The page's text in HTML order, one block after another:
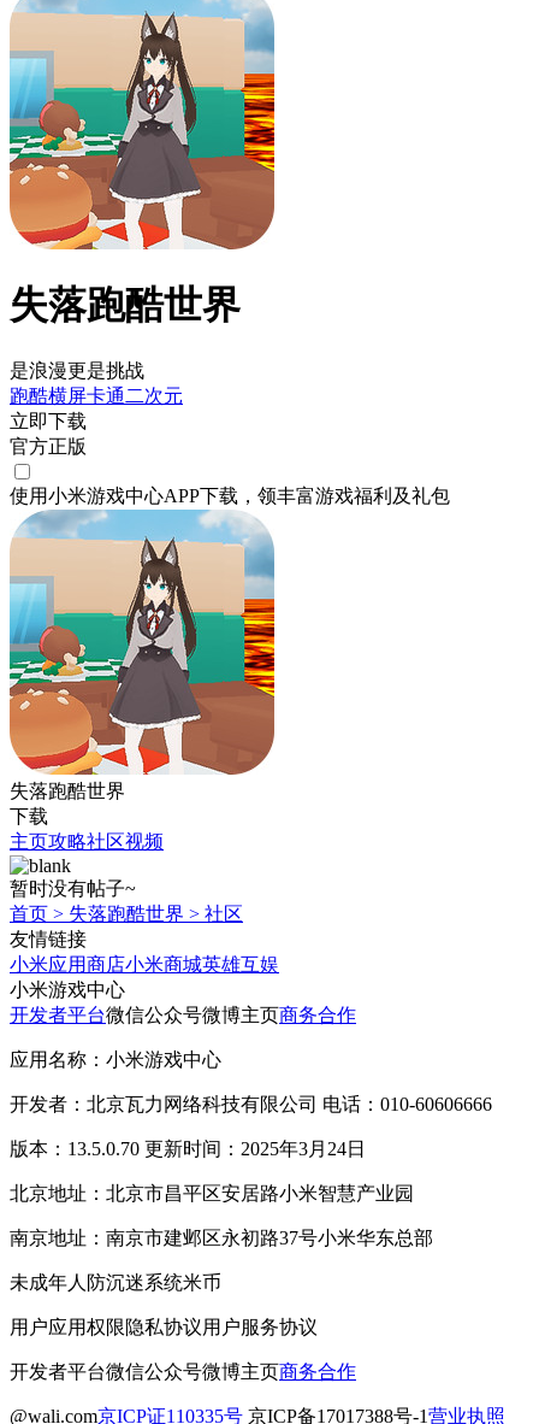
失落跑酷世界
是浪漫更是挑战
跑酷横屏卡通 二次元
立即下载
官方正版
使用小米游戏中心APP下载 ，领丰富游戏福利 及礼包
失落跑酷世界
下载
主页攻略社区视频
暂时没有帖子~
首页 > 失落跑酷世界 > 社区
友情链接
小米应用商店小米商城英雄互娱
小米游戏中心
开发者平台微信公众号微博主页商务合作
应用名称：小米游戏中心
开发者：北京瓦力网络科技有限公司 电话：010-60606666
版本：13.5.0.70 更新时间：2025年3月24日
北京地址：北京市昌平区安居路小米智慧产业园
南京地址：南京市建邺区永初路37号小米华东总部
未成年人防沉迷系统米币
用户应用权限隐私协议用户服务协议
开发者平台微信公众号微博主页商务合作
@wali.com京ICP证110335号 京ICP备17017388号-1营业执照